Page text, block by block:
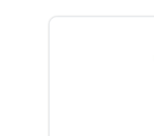
Produktgalerie